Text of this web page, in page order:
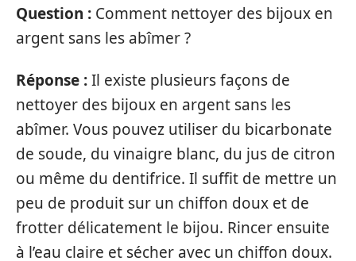
Question : Comment nettoyer des bijoux en
argent sans les abîmer ?
Réponse :Il existe plusieurs façons de
nettoyer des bijoux en argent sans les
abîmer. Vous pouvez utiliser du bicarbonate
de soude, du vinaigre blanc, du jus de citron
ou même du dentifrice. Il suffit de mettre un
peu de produit sur un chiffon doux et de
frotter délicatement le bijou. Rincer ensuite
à l’eau claire et sécher avec un chiffon doux.